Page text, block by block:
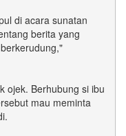
di acara sunatan
berita yang
ojek. Berhubung si ibu
mau meminta